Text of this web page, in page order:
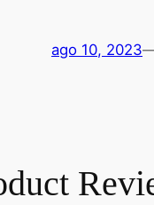
ago 10, 2023